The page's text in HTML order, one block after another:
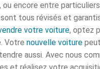
ou encore entre
tous révisés et
votre voiture, optez
Votre nouvelle voiture
aussi. Avec nous